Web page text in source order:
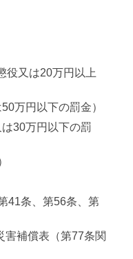
役又は20万円以上
万円以下の罰金）
30万円以下の罰
41条、第56条、第
補償表（第77条関